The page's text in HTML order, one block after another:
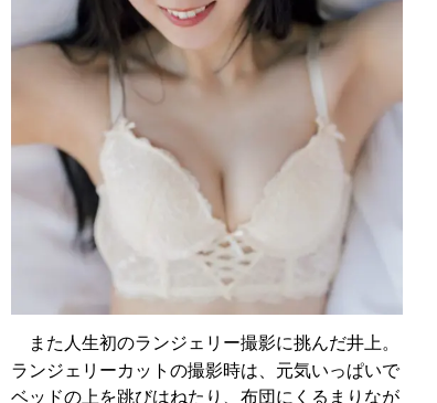
また人生初のランジェリー撮影に挑んだ井上。
ランジェリーカットの撮影時は、元気いっぱいで
ベッドの上を跳びはねたり、布団にくるまりなが